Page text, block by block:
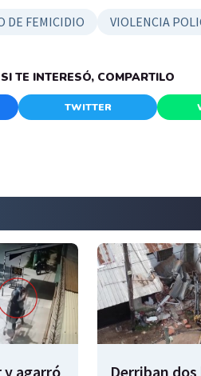
DE FEMICIDIO VIOLENCIA
SI TE INTERESÓ, COMPARTILO
TWITTER
y agarró
Derriban